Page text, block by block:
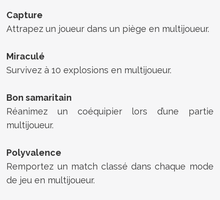
Capture
Attrapez un joueur dans un piège en multijoueur.
Miraculé
Survivez à 10 explosions en multijoueur.
Bon samaritain
Réanimez un coéquipier lors d’une partie
multijoueur.
Polyvalence
Remportez un match classé dans chaque mode
de jeu en multijoueur.